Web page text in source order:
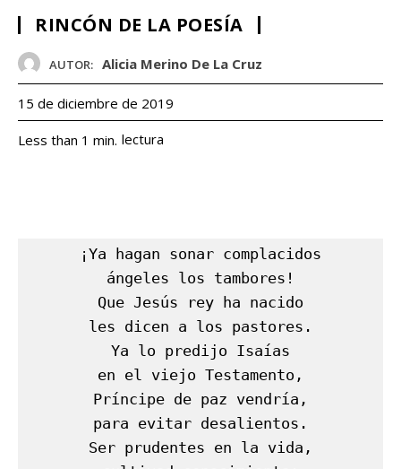
RINCÓN DE LA POESÍA
AUTOR: Alicia Merino De La Cruz
15 de diciembre de 2019
Less than 1 min. lectura
¡Ya hagan sonar complacidos
ángeles los tambores!
Que Jesús rey ha nacido
les dicen a los pastores.
Ya lo predijo Isaías
en el viejo Testamento,
Príncipe de paz vendría,
para evitar desalientos.
Ser prudentes en la vida,